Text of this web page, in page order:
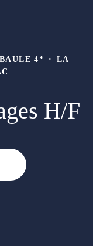
4* ·
LA
H/F